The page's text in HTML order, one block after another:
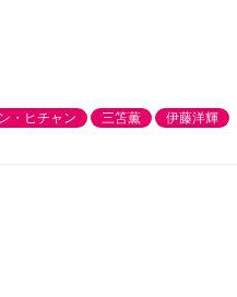
・ヒチャン 三笘薫
伊藤洋輝